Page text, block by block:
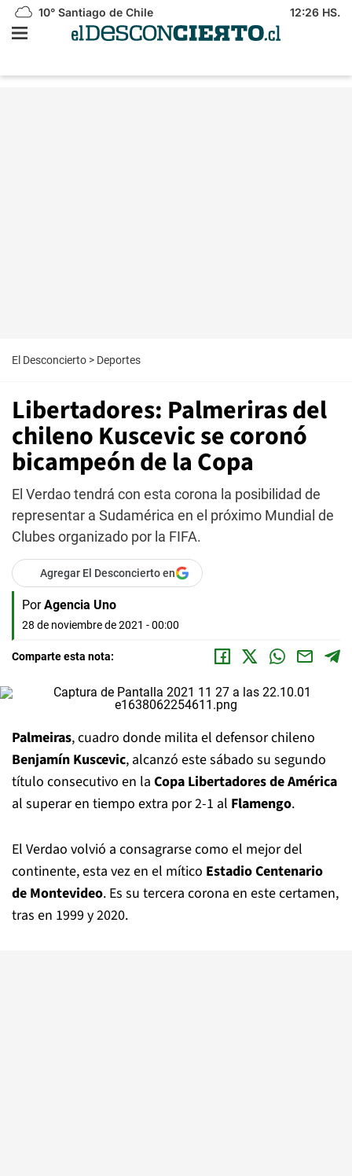
10° Santiago de Chile 12:26 HS.
El Desconcierto > Deportes
Libertadores: Palmeriras del
chileno Kuscevic se coronó
bicampeón de la Copa
El Verdao tendrá con esta corona la posibilidad de
representar a Sudamérica en el próximo Mundial de
Clubes organizado por la FIFA.
Agregar El Desconcierto en
Por Agencia Uno
28 de noviembre de 2021 - 00:00
Comparte esta nota:
Palmeiras, cuadro donde milita el defensor chileno
Benjamín Kuscevic, alcanzó este sábado su segundo
título consecutivo en la Copa Libertadores de América
al superar en tiempo extra por 2-1 al Flamengo.
El Verdao volvió a consagrarse como el mejor del
continente, esta vez en el mítico Estadio Centenario
de Montevideo. Es su tercera corona en este certamen,
tras en 1999 y 2020.